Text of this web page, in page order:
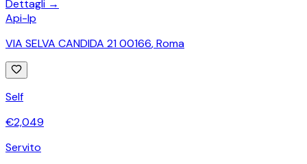
Dettagli →
Api-Ip
VIA SELVA CANDIDA 21 00166,Roma
Self
€2,049
Servito